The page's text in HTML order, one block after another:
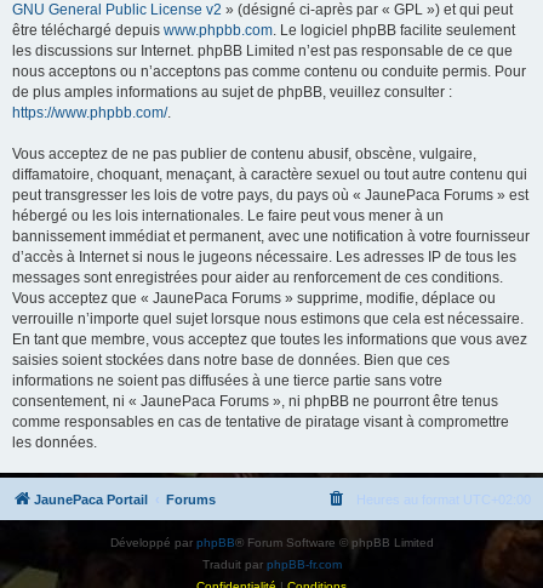
GNU General Public License v2 » (désigné ci-après par « GPL ») et qui peut
être téléchargé depuis www.phpbb.com. Le logiciel phpBB facilite seulement
les discussions sur Internet. phpBB Limited n’est pas responsable de ce que
nous acceptons ou n’acceptons pas comme contenu ou conduite permis. Pour
de plus amples informations au sujet de phpBB, veuillez consulter :
https://www.phpbb.com/.
Vous acceptez de ne pas publier de contenu abusif, obscène, vulgaire,
diffamatoire, choquant, menaçant, à caractère sexuel ou tout autre contenu qui
peut transgresser les lois de votre pays, du pays où « JaunePaca Forums » est
hébergé ou les lois internationales. Le faire peut vous mener à un
bannissement immédiat et permanent, avec une notification à votre fournisseur
d’accès à Internet si nous le jugeons nécessaire. Les adresses IP de tous les
messages sont enregistrées pour aider au renforcement de ces conditions.
Vous acceptez que « JaunePaca Forums » supprime, modifie, déplace ou
verrouille n’importe quel sujet lorsque nous estimons que cela est nécessaire.
En tant que membre, vous acceptez que toutes les informations que vous avez
saisies soient stockées dans notre base de données. Bien que ces
informations ne soient pas diffusées à une tierce partie sans votre
consentement, ni « JaunePaca Forums », ni phpBB ne pourront être tenus
comme responsables en cas de tentative de piratage visant à compromettre
les données.
JaunePaca Portail Forums Heures au format UTC+02:00
Développé par phpBB® Forum Software © phpBB Limited
Traduit par phpBB-fr.com